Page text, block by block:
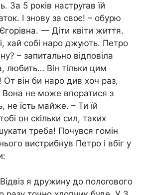
За 5 років наструrав їй
І знову за своє! – обурю
— Діти квіти життя.
хай собі наро джують. Петро
– запитально відповіла
любить… Він тільки цим
він би наро див хоч раз,
Вона не може впоратися з
не їсть майже. – Ти їй
он скільки сил, таких
треба! Почувся гомін
вистрибнув Петро і вбіг у
я дружину до полоrового